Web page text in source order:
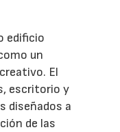
edificio
un
El
escritorio y
diseñados a
de las